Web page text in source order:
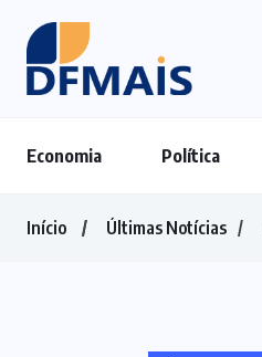
Economia Política
Início Últimas Notícias